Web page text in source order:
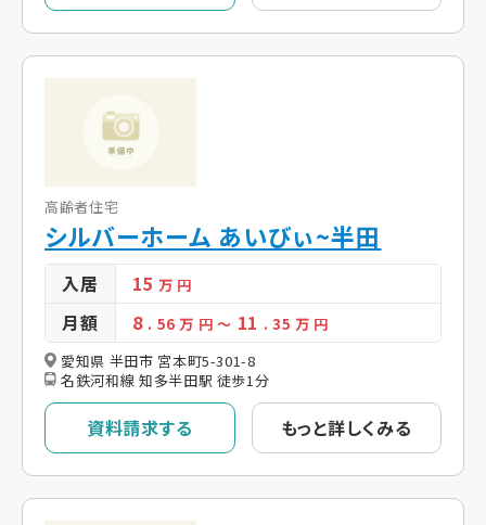
高齢者住宅
シルバーホーム あいびぃ~半田
入居 15万 円
月額 8 . 56万 円～ 11 . 35万 円
愛知県 半田市 宮本町5-301-8
名鉄河和線 知多半田駅 徒歩1分
資料請求する もっと詳しくみる